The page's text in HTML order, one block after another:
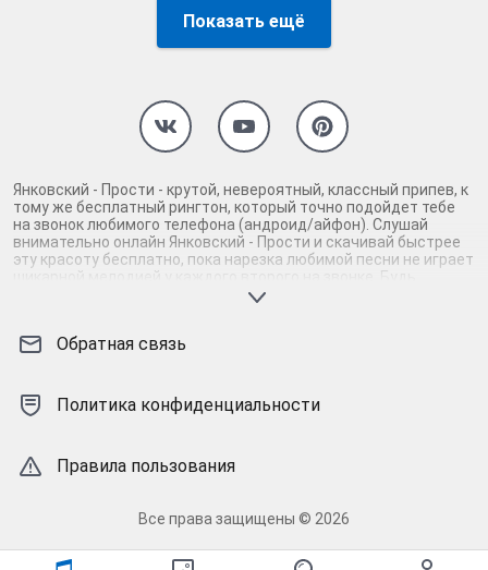
Показать ещё
Янковский - Прости - крутой, невероятный, классный припев, к
тому же бесплатный рингтон, который точно подойдет тебе
на звонок любимого телефона (андроид/айфон). Слушай
внимательно онлайн Янковский - Прости и скачивай быстрее
эту красоту бесплатно, пока нарезка любимой песни не играет
шикарной мелодией у каждого второго на звонке. Будь
первым, кто скачает бесплатно сей шедевр музыки и оценит
нарезку mp3 песни на звонок телефона, ну, или m4r мелодию
качественной нарезкой музыки сложно будет пропустить
мелодию звонка. Соловей - mp3 и m4r композиции и звуки на
Обратная связь
Политика конфиденциальности
Правила пользования
Все права защищены © 2026